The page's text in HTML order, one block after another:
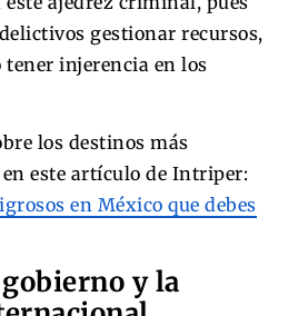
gestionar recursos,
injerencia en los
los destinos más
este artículo de Intriper:
en México que debes
y la